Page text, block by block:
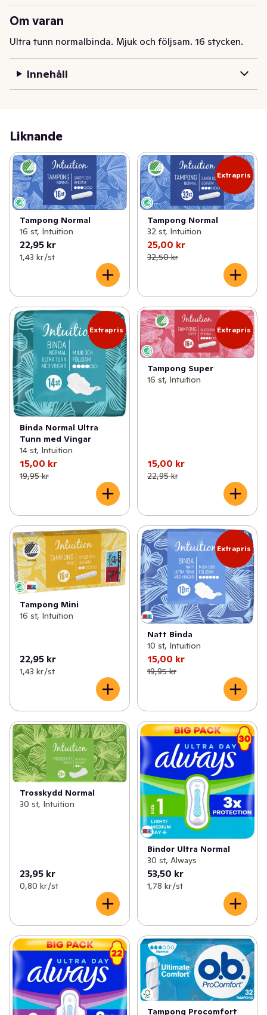
Om varan
Ultra tunn normalbinda. Mjuk och följsam. 16 stycken.
Innehåll
Liknande
Tampong Normal
16 st, Intuition
22,95 kr
1,43 kr /st
Extrapris
Tampong Normal
32 st, Intuition
25,00 kr
32,50 kr
Extrapris
Binda Normal Ultra
Tunn med Vingar
14 st, Intuition
15,00 kr
19,95 kr
Extrapris
Tampong Super
16 st, Intuition
15,00 kr
22,95 kr
Tampong Mini
16 st, Intuition
22,95 kr
1,43 kr /st
Extrapris
Natt Binda
10 st, Intuition
15,00 kr
19,95 kr
Trosskydd Normal
30 st, Intuition
23,95 kr
0,80 kr /st
Bindor Ultra Normal
30 st, Always
53,50 kr
1,78 kr /st
Tampong Procomfort